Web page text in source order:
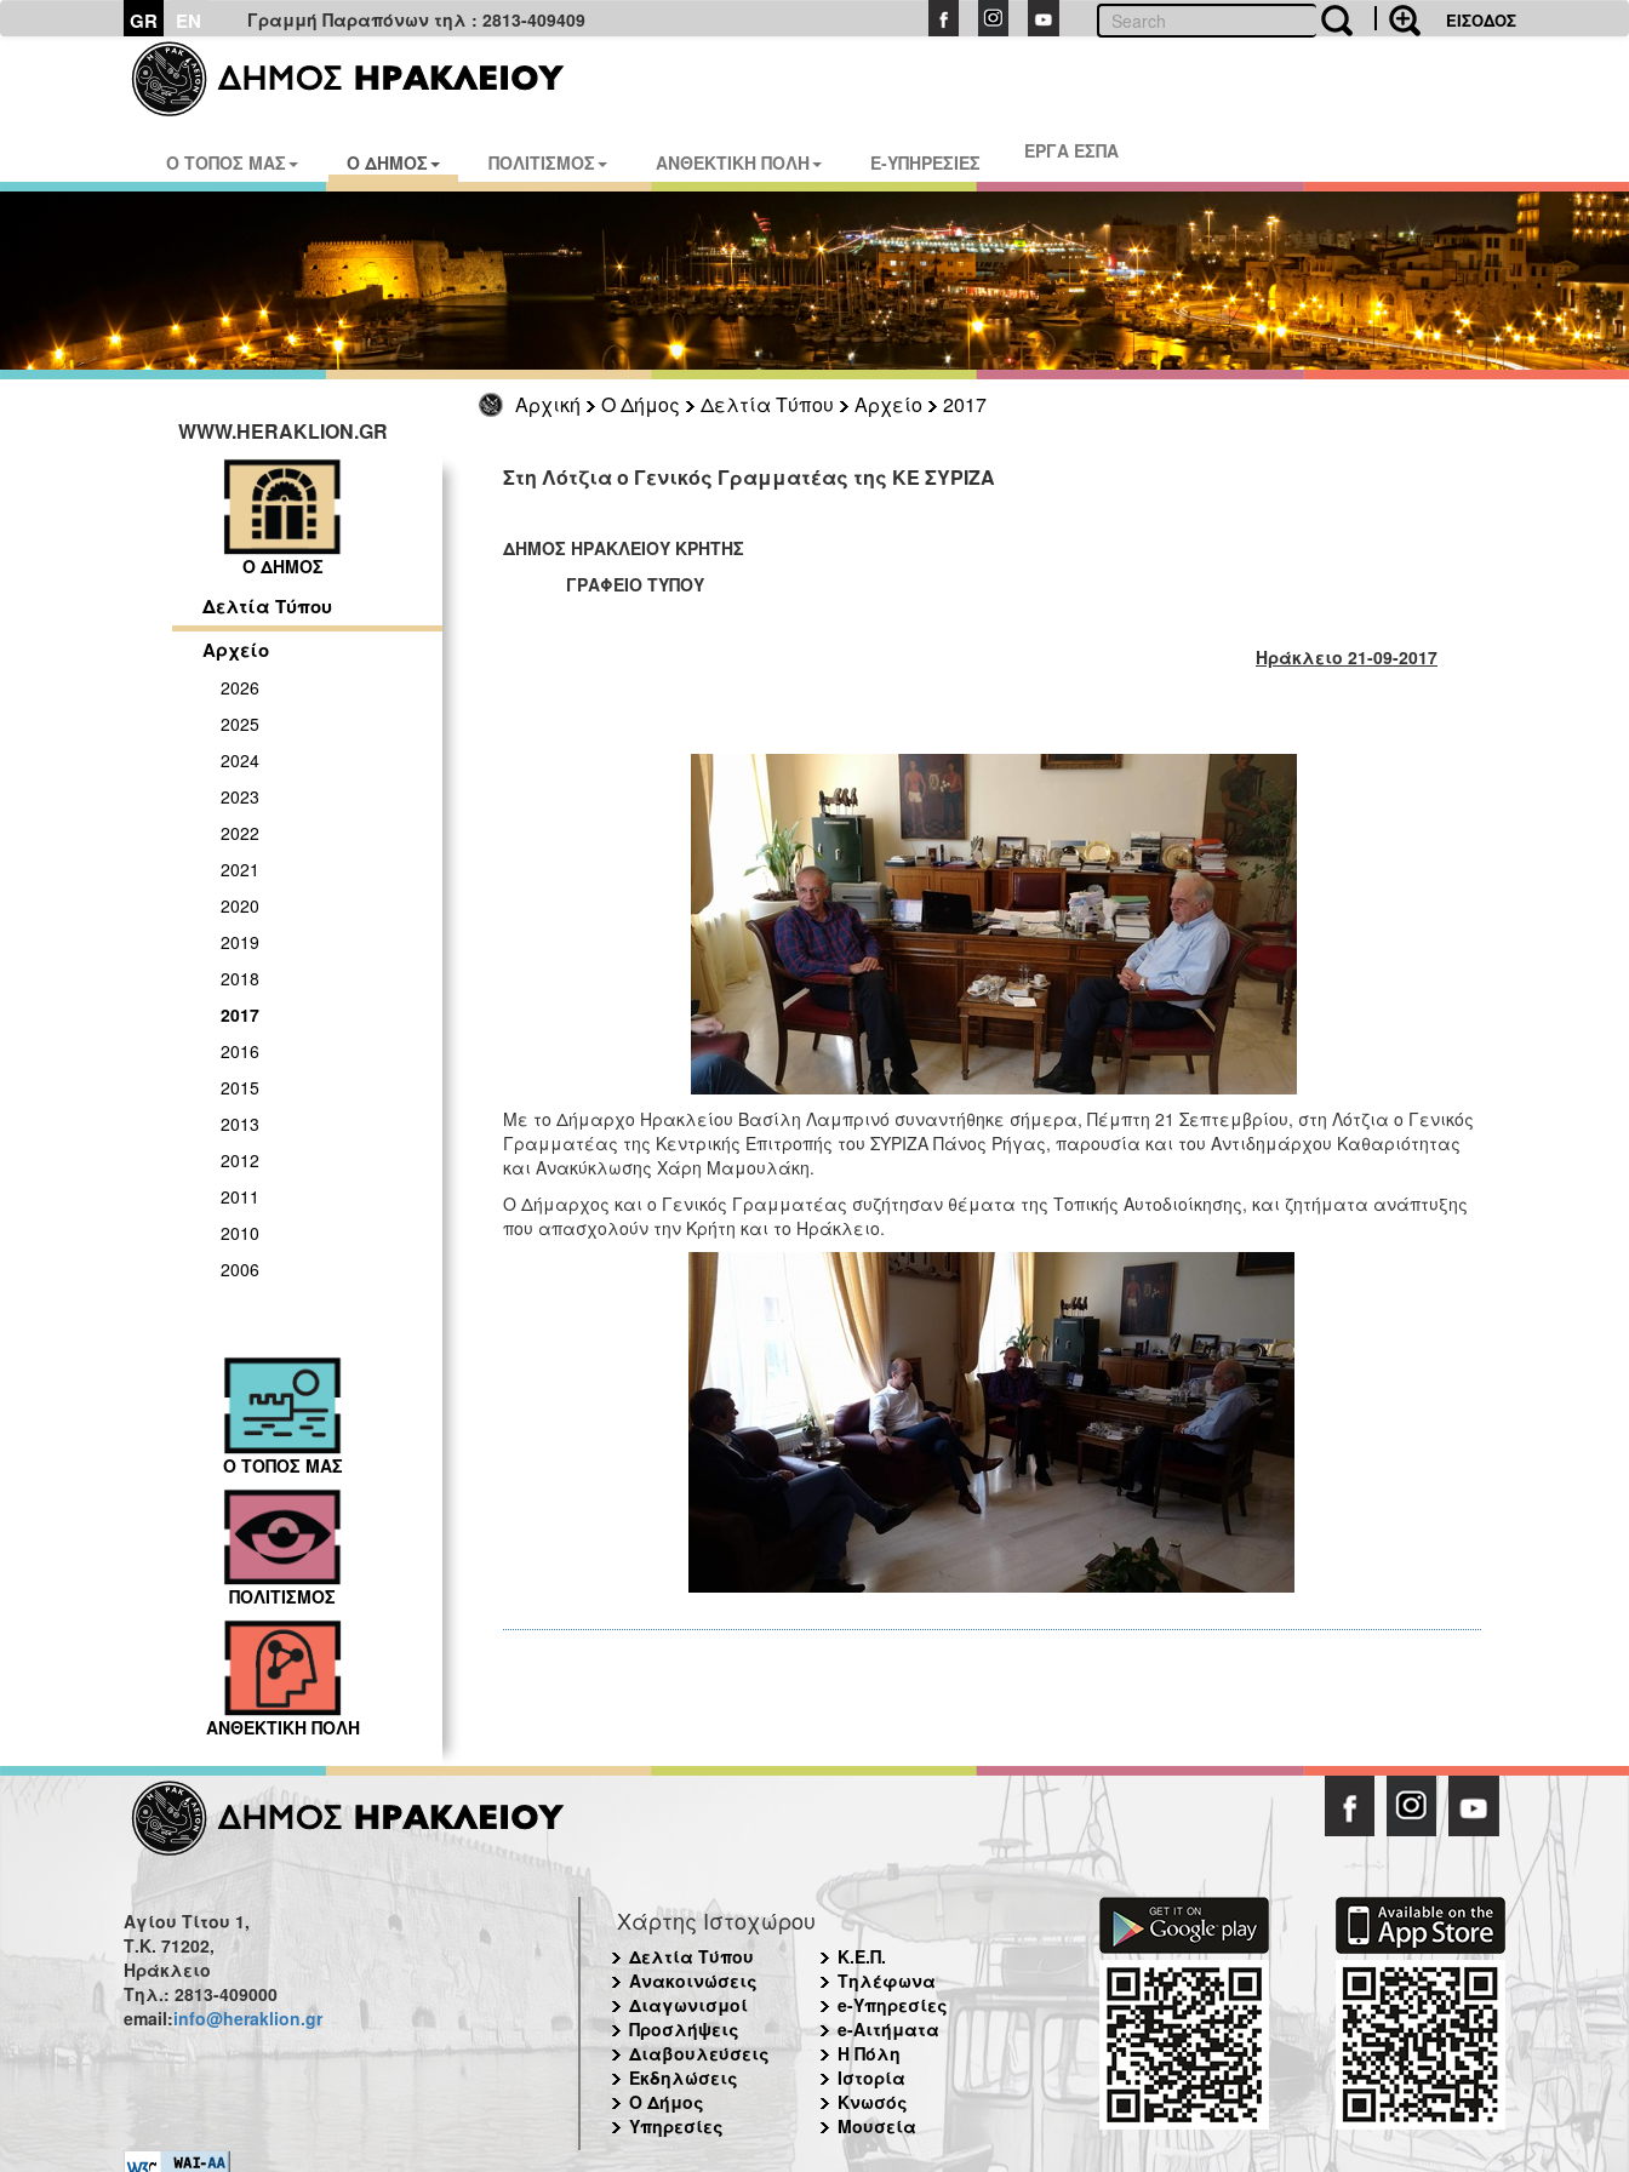
GR EN Γραμμή Παραπόνων τηλ : 2813-409409 ΕΙΣΟΔΟΣ
Ο ΤΟΠΟΣ ΜΑΣ Ο ΔΗΜΟΣ ΠΟΛΙΤΙΣΜΟΣ ΑΝΘΕΚΤΙΚΗ ΠΟΛΗ E-ΥΠΗΡΕΣΙΕΣ ΕΡΓΑ ΕΣΠΑ
Αρχική Ο Δήμος Δελτία Τύπου Αρχείο
2017
WWW.HERAKLION.GR
Ο ΔΗΜΟΣ
Δελτία Τύπου
Αρχείο
2026
2025
2024
2023
2022
2021
2020
2019
2018
2017
2016
2015
2013
2012
2011
2010
2006
Ο ΤΟΠΟΣ ΜΑΣ
ΠΟΛΙΤΙΣΜΟΣ
ΑΝΘΕΚΤΙΚΗ ΠΟΛΗ
Στη Λότζια ο Γενικός Γραμματέας της ΚΕ ΣΥΡΙΖΑ
ΔΗΜΟΣ ΗΡΑΚΛΕΙΟΥ ΚΡΗΤΗΣ
ΓΡΑΦΕΙΟ ΤΥΠΟΥ
Ηράκλειο 21-09-2017
Με το Δήμαρχο Ηρακλείου Βασίλη Λαμπρινό συναντήθηκε σήμερα, Πέμπτη 21 Σεπτεμβρίου, στη Λότζια ο Γενικός
Γραμματέας της Κεντρικής Επιτροπής του ΣΥΡΙΖΑ Πάνος Ρήγας, παρουσία και του Αντιδημάρχου Καθαριότητας
και Ανακύκλωσης Χάρη Μαμουλάκη.
Ο Δήμαρχος και ο Γενικός Γραμματέας συζήτησαν θέματα της Τοπικής Αυτοδιοίκησης, και ζητήματα ανάπτυξης
που απασχολούν την Κρήτη και το Ηράκλειο.
Αγίου Τίτου 1,
Τ.Κ. 71202,
Ηράκλειο
Τηλ.: 2813-409000
email:info@heraklion.gr
Χάρτης Ιστοχώρου
Δελτία Τύπου
Ανακοινώσεις
Διαγωνισμοί
Προσλήψεις
Διαβουλεύσεις
Εκδηλώσεις
Ο Δήμος
Υπηρεσίες
Κ.Ε.Π.
Τηλέφωνα
e-Υπηρεσίες
e-Αιτήματα
Η Πόλη
Ιστορία
Κνωσός
Μουσεία